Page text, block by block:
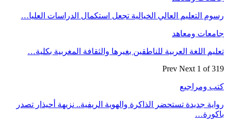
رسوم التعليم العالي الخيالية تجعل استكمال الدراسات العليا…
جامعات ومعاهد
تعليم اللغة العربية للناطقين بغيرها والثقافة المغربية بكلية…
Prev Next 1 of 319
كتب ومراجيع
رواية جديدة تستحضر الذاكرة والهوية الريفية.. نزيهة أحيذار تصدر
باكورة…